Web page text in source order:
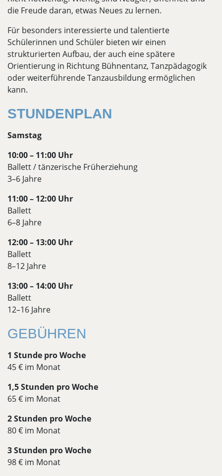
die Freude daran, etwas Neues zu lernen.
Für besonders interessierte und talentierte
Schülerinnen und Schüler bieten wir einen
strukturierten Aufbau, der auch eine spätere
Orientierung in Richtung Bühnentanz, Tanzpädagogik
oder weiterführende Tanzausbildung ermöglichen
kann.
STUNDENPLAN
Samstag
10:00 – 11:00 Uhr
Ballett / tänzerische Früherziehung
3–6 Jahre
11:00 – 12:00 Uhr
Ballett
6–8 Jahre
12:00 – 13:00 Uhr
Ballett
8–12 Jahre
13:00 – 14:00 Uhr
Ballett
12–16 Jahre
GEBÜHREN
1 Stunde pro Woche
45 € im Monat
1,5 Stunden pro Woche
65 € im Monat
2 Stunden pro Woche
80 € im Monat
3 Stunden pro Woche
98 € im Monat